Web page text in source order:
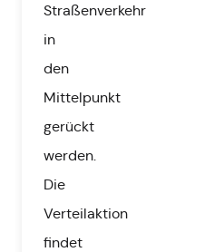
Straßenverkehr
in
den
Mittelpunkt
gerückt
werden.
Die
Verteilaktion
findet